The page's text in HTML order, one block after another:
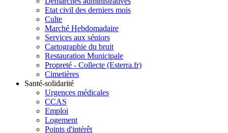
Etat civil des derniers mois
Culte
Marché Hebdomadaire
Services aux séniors
Cartographie du bruit
Restauration Municipale
Propreté - Collecte (Esterra.fr)
Cimetières
Santé-solidarité
Urgences médicales
CCAS
Emploi
Logement
Points d'intérêt